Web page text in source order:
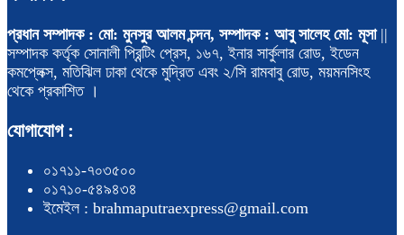
প্রধান সম্পাদক : মো: মুনসুর আলম চন্দন, সম্পাদক : আবু সালেহ মো: মূসা||
সম্পাদক কর্তৃক সোনালী প্রিন্টিং প্রেস, ১৬৭, ইনার সার্কুলার রোড, ইডেন
কমপ্লেক্স, মতিঝিল ঢাকা থেকে মুদ্রিত এবং ২/সি রামবাবু রোড, ময়মনসিংহ
থেকে প্রকাশিত ।
যোগাযোগ :
০১৭১১-৭০৩৫০০
০১৭১০-৫৪৯৪৩৪
ইমেইল : brahmaputraexpress@gmail.com